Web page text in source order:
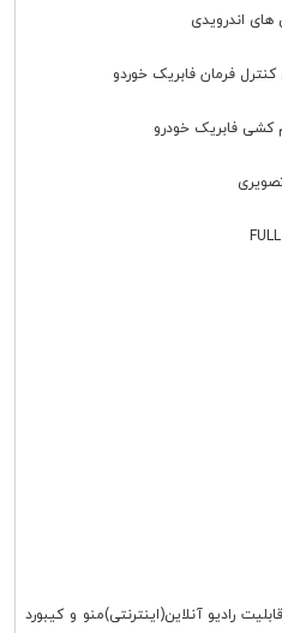
اندرویدی
فرمان فابریک خوردو
کشی فابریک خودرو
رادیو آنلاین(اینترنتی)منو و کیبورد